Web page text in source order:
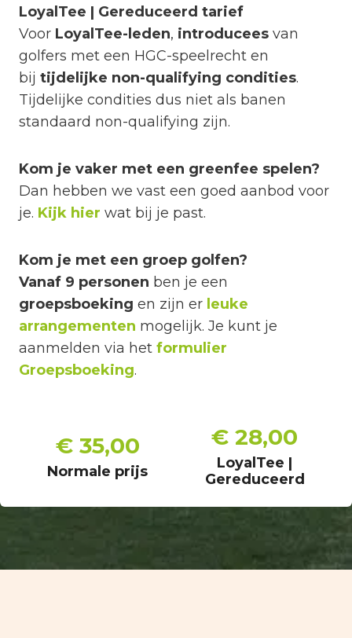
LoyalTee | Gereduceerd tarief
Voor LoyalTee-leden, introducees van
golfers met een HGC-speelrecht en
bij tijdelijke non-qualifying condities.
Tijdelijke condities dus niet als banen
standaard non-qualifying zijn.
Kom je vaker met een greenfee spelen?
Dan hebben we vast een goed aanbod voor
je. Kijk hier wat bij je past.
Kom je met een groep golfen?
Vanaf 9 personen ben je een
groepsboeking en zijn er leuke
arrangementen mogelijk. Je kunt je
aanmelden via het formulier
Groepsboeking.
€ 35,00
Normale prijs
€ 28,00
LoyalTee |
Gereduceerd